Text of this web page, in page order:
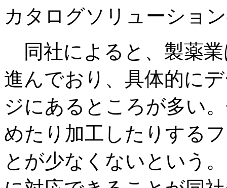
カタログソリューショ
同社によると、製薬
進んでおり、具体的に
ジにあるところが多い
めたり加工したりする
とが少なくないという